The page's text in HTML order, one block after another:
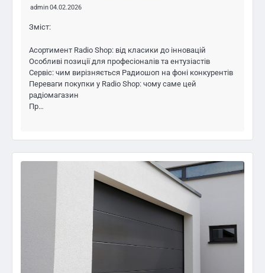
admin04.02.2026
Зміст:
Асортимент Radio Shop: від класики до інновацій
Особливі позиції для професіоналів та ентузіастів
Сервіс: чим вирізняється Радиошоп на фоні конкурентів
Переваги покупки у Radio Shop: чому саме цей
радіомагазин
Пр…